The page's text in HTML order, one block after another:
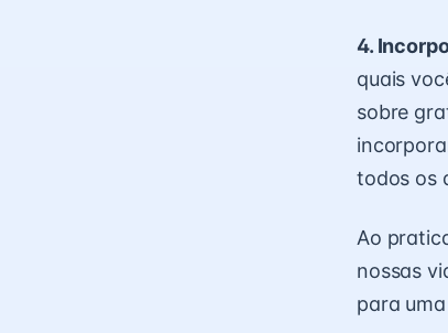
4.
quais
sobre
todos os
Ao
nossas
para